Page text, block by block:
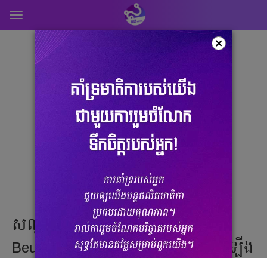
Toggle
navigation
សណ្ឋាគារ Mercure Phnom Penh
Beung Keng Kong 1 និងលេចរូបរាងឡើង
×